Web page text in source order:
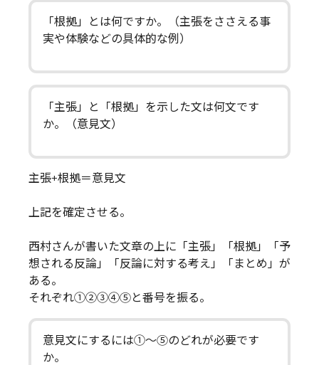
「根拠」とは何ですか。（主張をささえる事
実や体験などの具体的な例）
「主張」と「根拠」を示した文は何文です
か。（意見文）
主張+根拠＝意見文
上記を確定させる。
西村さんが書いた文章の上に「主張」「根拠」「予
想される反論」「反論に対する考え」「まとめ」が
ある。
それぞれ①②③④⑤と番号を振る。
意見文にするには①～⑤のどれが必要です
か。